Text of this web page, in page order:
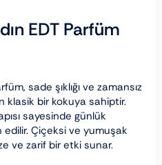
EDT Parfüm
sade şıklığı ve zamansız
klasik bir kokuya sahiptir.
sayesinde günlük
edilir. Çiçeksi ve yumuşak
ve zarif bir etki sunar.